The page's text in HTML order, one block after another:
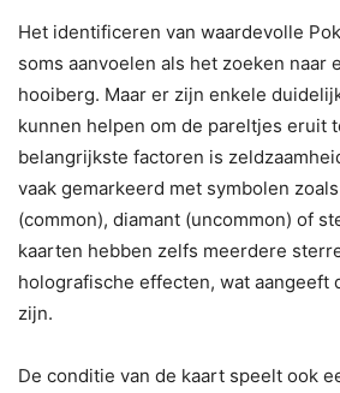
Het identificeren van waardevolle
soms aanvoelen als het zoeken naar
hooiberg. Maar er zijn enkele
kunnen helpen om de pareltjes eruit
belangrijkste factoren is
vaak gemarkeerd met symbolen
(common), diamant (uncommon) of
kaarten hebben zelfs meerdere
holografische effecten, wat aangeeft
zijn.
De conditie van de kaart speelt ook